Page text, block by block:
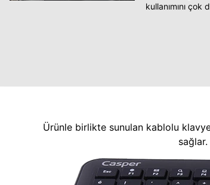
kullanımını çok
Ürünle birlikte sunulan kablolu